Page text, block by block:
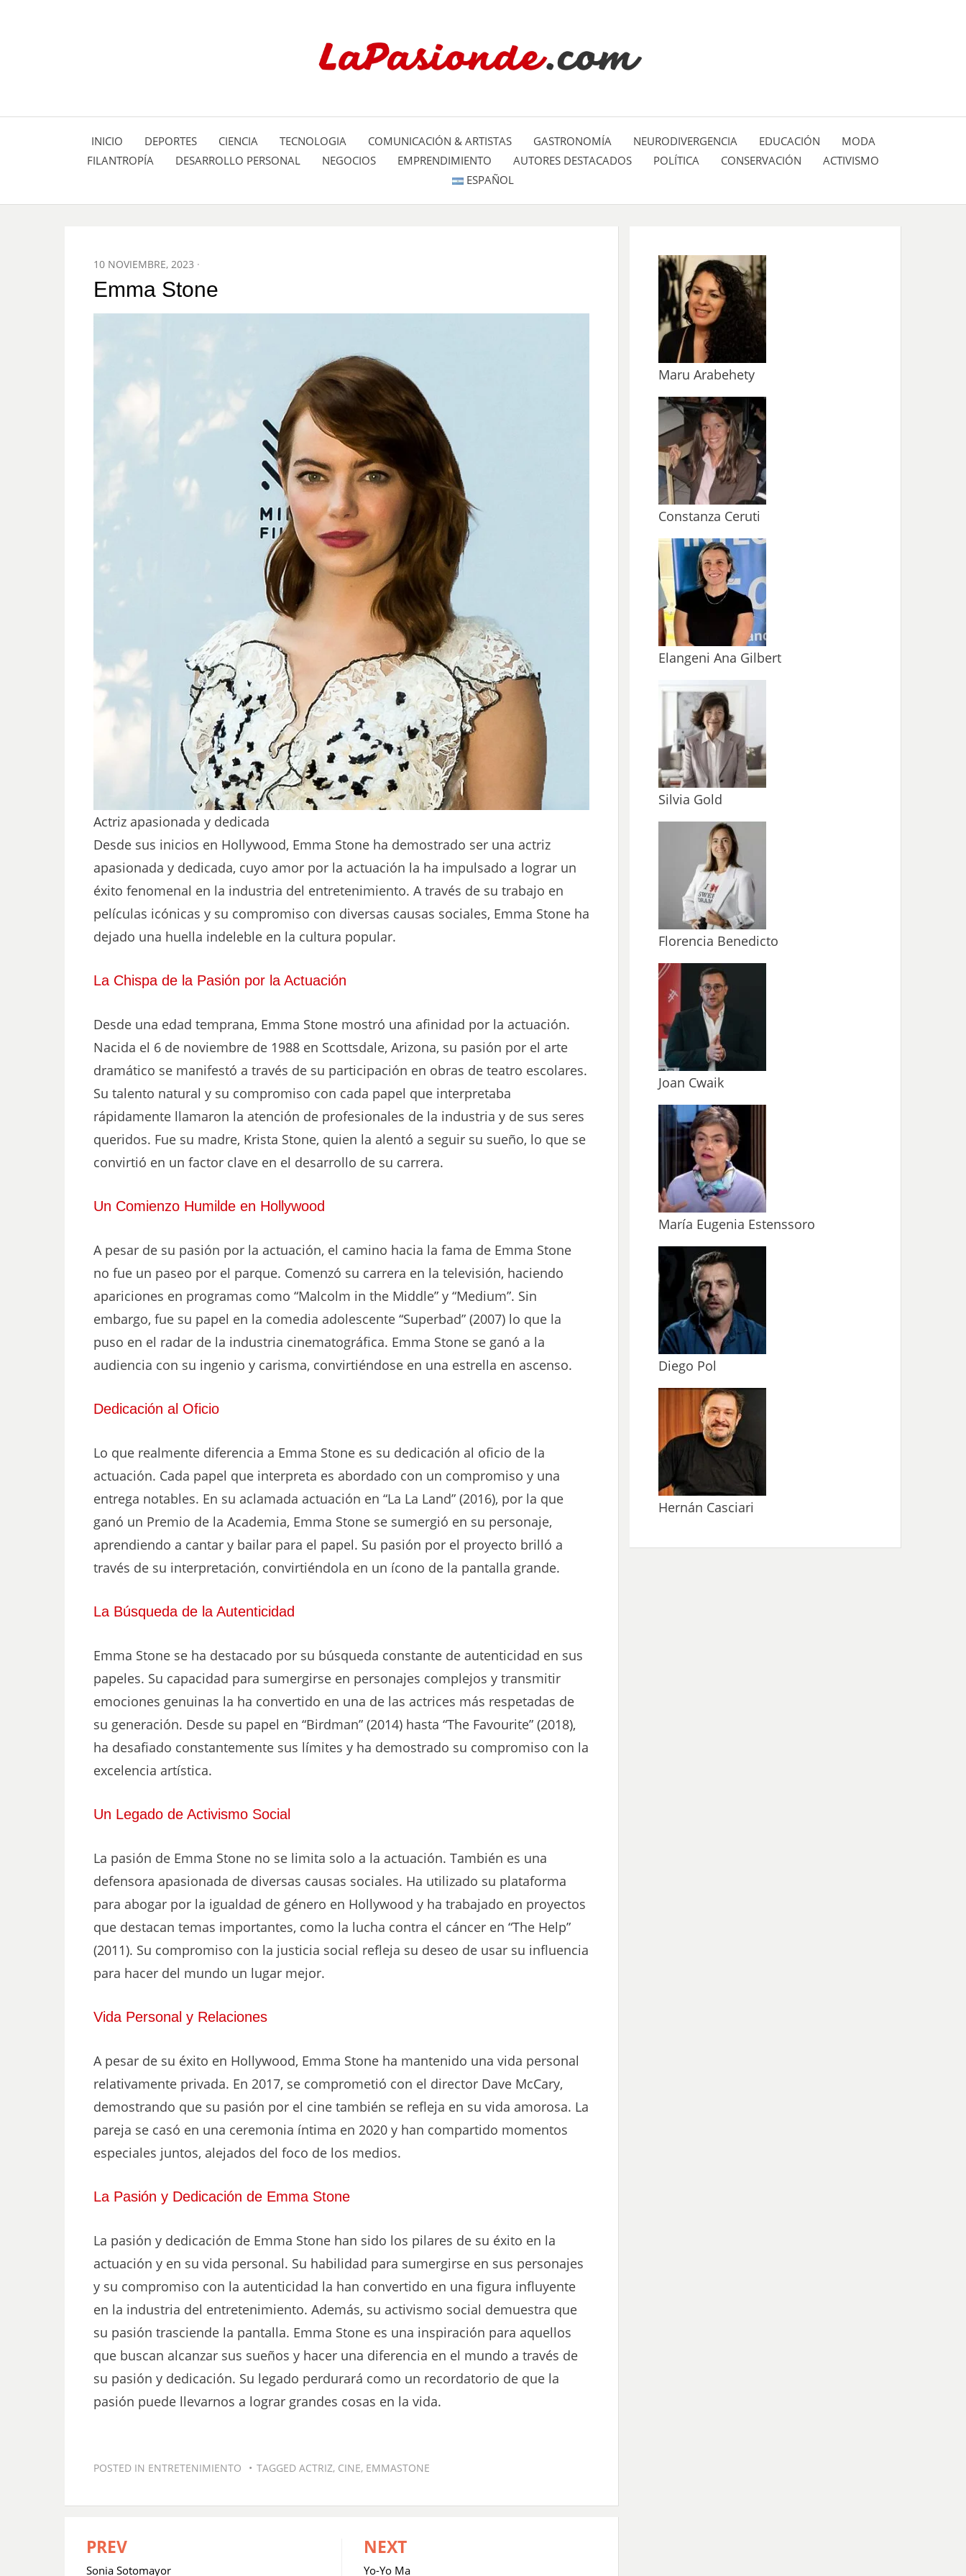
LA PASIÓN DE:
INICIO DEPORTES CIENCIA TECNOLOGIA COMUNICACIÓN & ARTISTAS GASTRONOMÍA NEURODIVERGENCIA EDUCACIÓN
MODA
FILANTROPÍA
DESARROLLO PERSONAL NEGOCIOS EMPRENDIMIENTO AUTORES DESTACADOS POLÍTICA CONSERVACIÓN
ACTIVISMO
ESPAÑOL
POSTED
ON
10 NOVIEMBRE, 2023
Emma Stone
Actriz apasionada y dedicada
Desde sus inicios en Hollywood, Emma Stone ha demostrado ser una actriz
apasionada y dedicada, cuyo amor por la actuación la ha impulsado a lograr un
éxito fenomenal en la industria del entretenimiento. A través de su trabajo en
películas icónicas y su compromiso con diversas causas sociales, Emma Stone ha
dejado una huella indeleble en la cultura popular.
La Chispa de la Pasión por la Actuación
Desde una edad temprana, Emma Stone mostró una afinidad por la actuación.
Nacida el 6 de noviembre de 1988 en Scottsdale, Arizona, su pasión por el arte
dramático se manifestó a través de su participación en obras de teatro escolares.
Su talento natural y su compromiso con cada papel que interpretaba
rápidamente llamaron la atención de profesionales de la industria y de sus seres
queridos. Fue su madre, Krista Stone, quien la alentó a seguir su sueño, lo que se
convirtió en un factor clave en el desarrollo de su carrera.
Un Comienzo Humilde en Hollywood
A pesar de su pasión por la actuación, el camino hacia la fama de Emma Stone
no fue un paseo por el parque. Comenzó su carrera en la televisión, haciendo
apariciones en programas como “Malcolm in the Middle” y “Medium”. Sin
embargo, fue su papel en la comedia adolescente “Superbad” (2007) lo que la
puso en el radar de la industria cinematográfica. Emma Stone se ganó a la
audiencia con su ingenio y carisma, convirtiéndose en una estrella en ascenso.
Dedicación al Oficio
Lo que realmente diferencia a Emma Stone es su dedicación al oficio de la
actuación. Cada papel que interpreta es abordado con un compromiso y una
entrega notables. En su aclamada actuación en “La La Land” (2016), por la que
ganó un Premio de la Academia, Emma Stone se sumergió en su personaje,
aprendiendo a cantar y bailar para el papel. Su pasión por el proyecto brilló a
través de su interpretación, convirtiéndola en un ícono de la pantalla grande.
La Búsqueda de la Autenticidad
Emma Stone se ha destacado por su búsqueda constante de autenticidad en sus
papeles. Su capacidad para sumergirse en personajes complejos y transmitir
emociones genuinas la ha convertido en una de las actrices más respetadas de
su generación. Desde su papel en “Birdman” (2014) hasta “The Favourite” (2018),
ha desafiado constantemente sus límites y ha demostrado su compromiso con la
excelencia artística.
Un Legado de Activismo Social
La pasión de Emma Stone no se limita solo a la actuación. También es una
defensora apasionada de diversas causas sociales. Ha utilizado su plataforma
para abogar por la igualdad de género en Hollywood y ha trabajado en proyectos
que destacan temas importantes, como la lucha contra el cáncer en “The Help”
(2011). Su compromiso con la justicia social refleja su deseo de usar su influencia
para hacer del mundo un lugar mejor.
Vida Personal y Relaciones
A pesar de su éxito en Hollywood, Emma Stone ha mantenido una vida personal
relativamente privada. En 2017, se comprometió con el director Dave McCary,
demostrando que su pasión por el cine también se refleja en su vida amorosa. La
pareja se casó en una ceremonia íntima en 2020 y han compartido momentos
especiales juntos, alejados del foco de los medios.
La Pasión y Dedicación de Emma Stone
La pasión y dedicación de Emma Stone han sido los pilares de su éxito en la
actuación y en su vida personal. Su habilidad para sumergirse en sus personajes
y su compromiso con la autenticidad la han convertido en una figura influyente
en la industria del entretenimiento. Además, su activismo social demuestra que
su pasión trasciende la pantalla. Emma Stone es una inspiración para aquellos
que buscan alcanzar sus sueños y hacer una diferencia en el mundo a través de
su pasión y dedicación. Su legado perdurará como un recordatorio de que la
pasión puede llevarnos a lograr grandes cosas en la vida.
POSTED IN ENTRETENIMIENTO TAGGED ACTRIZ, CINE, EMMASTONE
Navegación
de
PREV
Sonia Sotomayor
NEXT
Yo-Yo Ma
Maru Arabehety
Constanza Ceruti
Elangeni Ana Gilbert
Silvia Gold
Florencia Benedicto
Joan Cwaik
María Eugenia Estenssoro
Diego Pol
Hernán Casciari